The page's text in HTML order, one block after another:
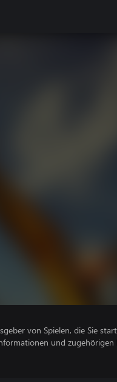
von Spielen, die Sie
und zugehörigen